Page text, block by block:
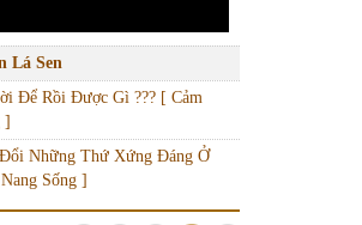
Lá Sen
Để Rồi Được Gì ??? [ Cảm
]
Những Thứ Xứng Đáng Ở
Sống ]